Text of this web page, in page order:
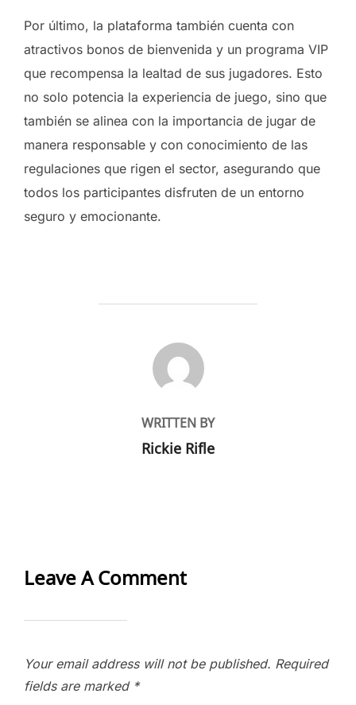
Por último, la plataforma también cuenta con
atractivos bonos de bienvenida y un programa VIP
que recompensa la lealtad de sus jugadores. Esto
no solo potencia la experiencia de juego, sino que
también se alinea con la importancia de jugar de
manera responsable y con conocimiento de las
regulaciones que rigen el sector, asegurando que
todos los participantes disfruten de un entorno
seguro y emocionante.
POST AUTHOR
WRITTEN BY
Rickie Rifle
Leave A Comment
Your email address will not be published. Required
fields are marked *